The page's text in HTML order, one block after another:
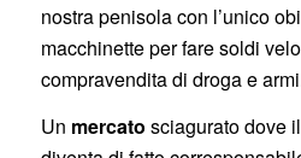
nostra penisola con l’unico
macchinette per fare soldi
compravendita di droga e
Un mercato sciagurato dove